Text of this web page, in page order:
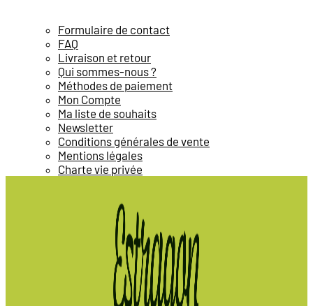
Formulaire de contact
FAQ
Livraison et retour
Qui sommes-nous ?
Méthodes de paiement
Mon Compte
Ma liste de souhaits
Newsletter
Conditions générales de vente
Mentions légales
Charte vie privée